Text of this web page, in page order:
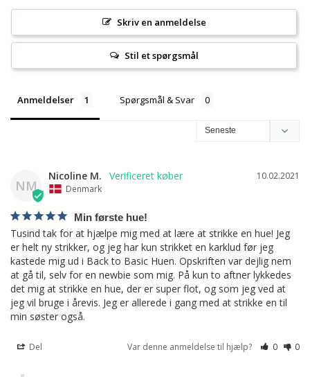
Skriv en anmeldelse
Stil et spørgsmål
Anmeldelser Spørgsmål & Svar
NM
10.02.2021
Nicoline M.
Denmark
Min første hue!
Tusind tak for at hjælpe mig med at lære at strikke en hue! Jeg
er helt ny strikker, og jeg har kun strikket en karklud før jeg
kastede mig ud i Back to Basic Huen. Opskriften var dejlig nem
at gå til, selv for en newbie som mig. På kun to aftner lykkedes
det mig at strikke en hue, der er super flot, og som jeg ved at
jeg vil bruge i årevis. Jeg er allerede i gang med at strikke en til
min søster også.
Del Var denne anmeldelse til hjælp? 0 0